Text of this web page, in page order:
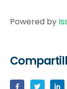
Powered by